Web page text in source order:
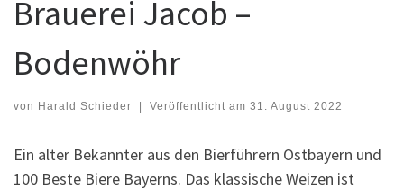
Brauerei Jacob –
Bodenwöhr
von Harald Schieder | Veröffentlicht am 31. August 2022
Ein alter Bekannter aus den Bierführern Ostbayern und
100 Beste Biere Bayerns. Das klassische Weizen ist